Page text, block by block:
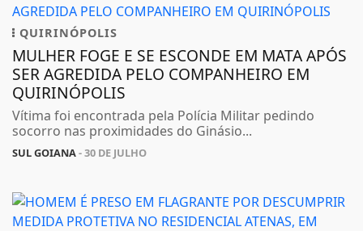
QUIRINÓPOLIS
MULHER FOGE E SE ESCONDE EM MATA APÓS
SER AGREDIDA PELO COMPANHEIRO EM
QUIRINÓPOLIS
Vítima foi encontrada pela Polícia Militar pedindo
socorro nas proximidades do Ginásio...
SUL GOIANA- 30 DE JULHO